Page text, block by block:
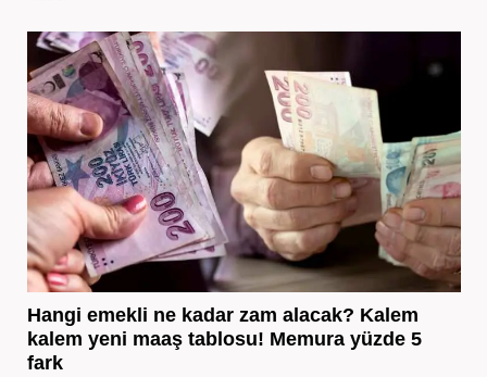
Hangi emekli ne kadar zam alacak? Kalem
kalem yeni maaş tablosu! Memura yüzde 5
fark